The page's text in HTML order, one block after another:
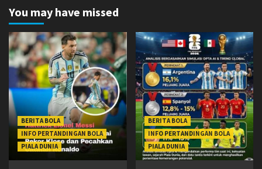
You may have missed
BERITA BOLA
INFO PERTANDINGAN BOLA
PIALA DUNIA
BERITA BOLA
INFO PERTANDINGAN BOLA
PIALA DUNIA